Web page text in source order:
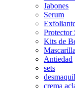
Jabones
Serum
Protector
Kits de
Antiedad
sets
crema